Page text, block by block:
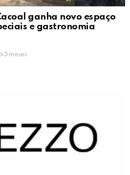
ganha novo espaço
e gastronomia
3 meses